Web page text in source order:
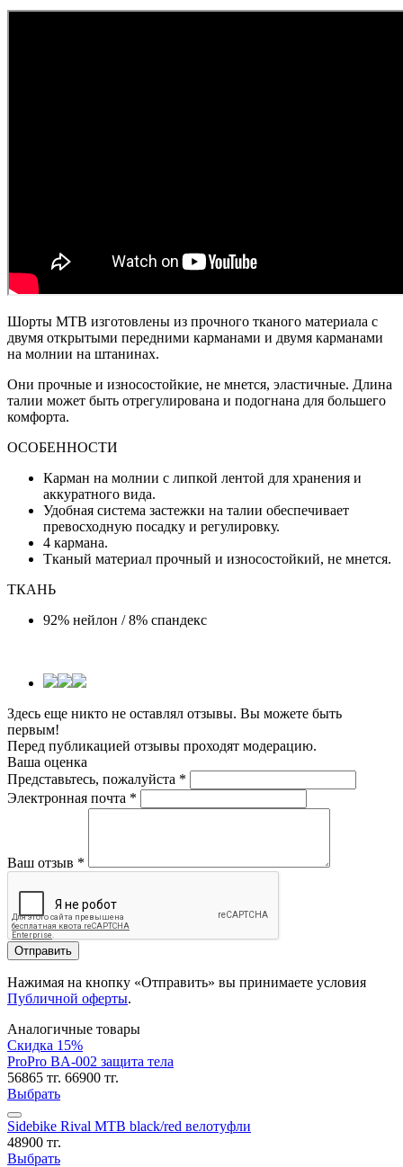
Шорты MTB изготовлены из прочного тканого материала с
двумя открытыми передними карманами и двумя карманами
на молнии на штанинах.
Они прочные и износостойкие, не мнется, эластичные. Длина
талии может быть отрегулирована и подогнана для большего
комфорта.
ОСОБЕННОСТИ
Карман на молнии с липкой лентой для хранения и
аккуратного вида.
Удобная система застежки на талии обеспечивает
превосходную посадку и регулировку.
4 кармана.
Тканый материал прочный и износостойкий, не мнется.
ТКАНЬ
92% нейлон / 8% спандекс
Здесь еще никто не оставлял отзывы. Вы можете быть
первым!
Перед публикацией отзывы проходят модерацию.
Ваша оценка
Представьтесь, пожалуйста *
Электронная почта *
Ваш отзыв *
Отправить
Нажимая на кнопку «Отправить» вы принимаете условия
Публичной оферты.
Аналогичные товары
Скидка 15%
ProPro BA-002 защита тела
56865 тг. 66900 тг.
Выбрать
Sidebike Rival MTB black/red велотуфли
48900 тг.
Выбрать